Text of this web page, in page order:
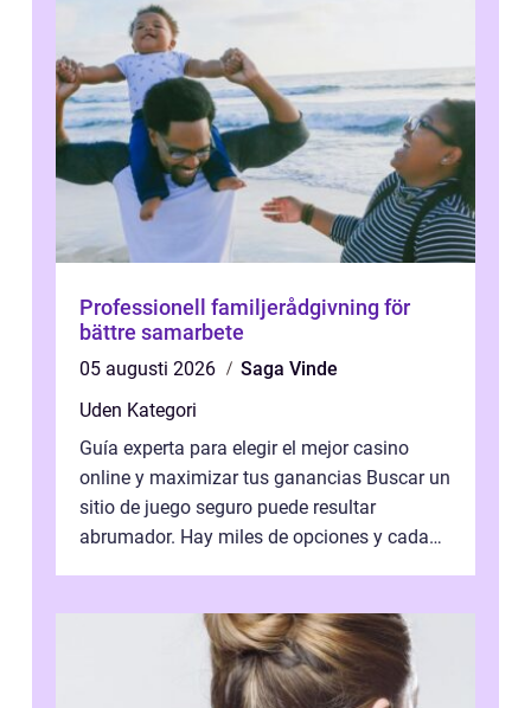
Professionell familjerådgivning för
bättre samarbete
05 augusti 2026
Saga Vinde
Uden Kategori
Guía experta para elegir el mejor casino
online y maximizar tus ganancias Buscar un
sitio de juego seguro puede resultar
abrumador. Hay miles de opciones y cada